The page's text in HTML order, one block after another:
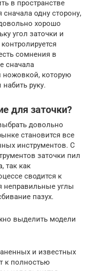
в пространстве
одну сторону,
хорошо
угол заточки и
сомнения в
сначала
ножовкой, которую
руку.
для заточки?
довольно
становится все
инструментов. С
заточки пил
так как
сводится к
неправильные углы
пазух.
выделить модели
и известных
к полностью